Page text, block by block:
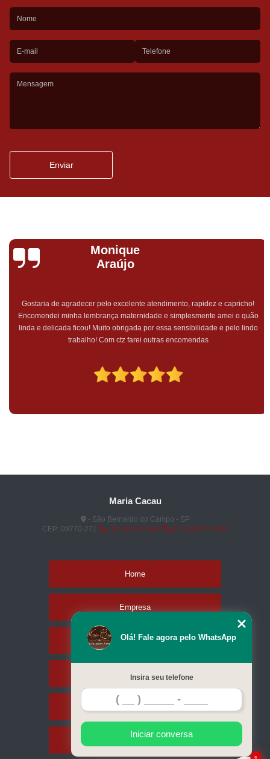
Enviar
Monique
Araújo
Gostaria de agradecer pelo excelente atendimento, rapidez e capricho!
Encomendei minha lembrança maternidade e simplesmente amei o quão
linda e delicada ficou! Muito obrigada por essa sensibilidade e pelo lindo
trabalho! Com ctz farei outras encomendas
Maria Cacau
- São Bernardo do Campo - SP
CEP: 09770-271
(11) 96325-5604 (11) 96325-5604
Home
Empresa
Missão
Produtos
Contato
Mapa do site
Olá! Fale agora pelo WhatsApp
Insira seu telefone
Iniciar conversa